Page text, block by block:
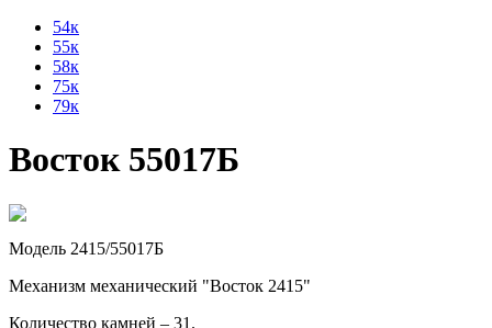
54к
55к
58к
75к
79к
Восток 55017Б
Модель 2415/55017Б
Механизм механический "Восток 2415"
Количество камней – 31.